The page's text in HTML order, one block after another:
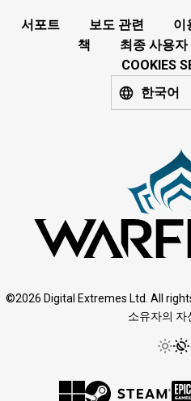
서포트 보도 관련 이
책
최종 사용
COOKIES
한국어
©2026 Digital Extremes Ltd. All
소유자의 자